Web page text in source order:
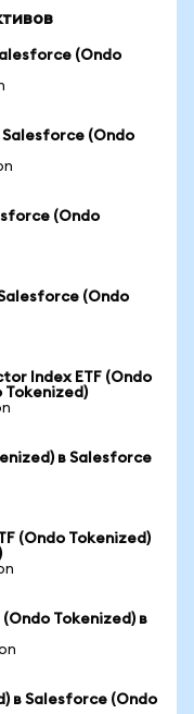
(Ondo
(Ondo
(Ondo
(Ondo
Index ETF (Ondo
Tokenized)
в Salesforce
(Ondo Tokenized)
(Ondo Tokenized) в
в Salesforce (Ondo